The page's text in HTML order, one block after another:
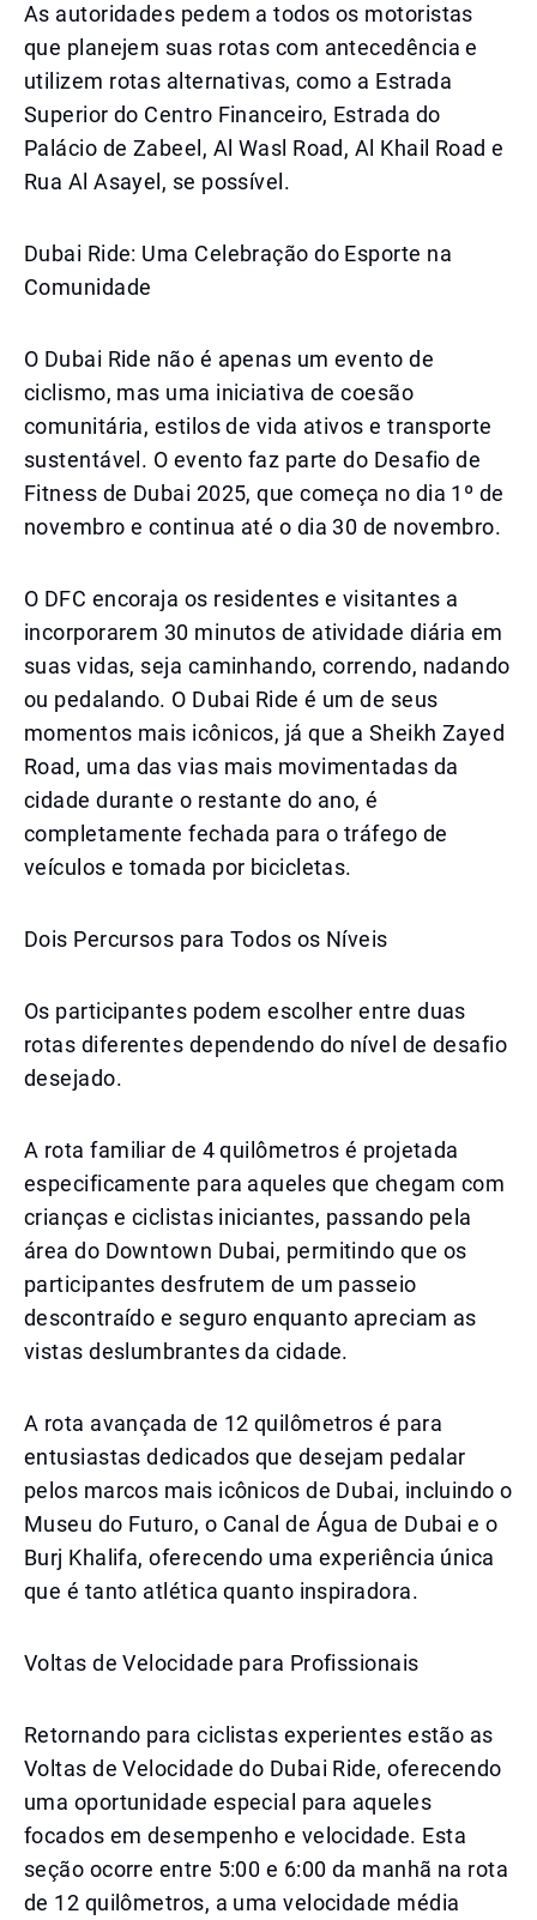
As autoridades pedem a todos os motoristas
que planejem suas rotas com antecedência e
utilizem rotas alternativas, como a Estrada
Superior do Centro Financeiro, Estrada do
Palácio de Zabeel, Al Wasl Road, Al Khail Road e
Rua Al Asayel, se possível.
Dubai Ride: Uma Celebração do Esporte na
Comunidade
O Dubai Ride não é apenas um evento de
ciclismo, mas uma iniciativa de coesão
comunitária, estilos de vida ativos e transporte
sustentável. O evento faz parte do Desafio de
Fitness de Dubai 2025, que começa no dia 1º de
novembro e continua até o dia 30 de novembro.
O DFC encoraja os residentes e visitantes a
incorporarem 30 minutos de atividade diária em
suas vidas, seja caminhando, correndo, nadando
ou pedalando. O Dubai Ride é um de seus
momentos mais icônicos, já que a Sheikh Zayed
Road, uma das vias mais movimentadas da
cidade durante o restante do ano, é
completamente fechada para o tráfego de
veículos e tomada por bicicletas.
Dois Percursos para Todos os Níveis
Os participantes podem escolher entre duas
rotas diferentes dependendo do nível de desafio
desejado.
A rota familiar de 4 quilômetros é projetada
especificamente para aqueles que chegam com
crianças e ciclistas iniciantes, passando pela
área do Downtown Dubai, permitindo que os
participantes desfrutem de um passeio
descontraído e seguro enquanto apreciam as
vistas deslumbrantes da cidade.
A rota avançada de 12 quilômetros é para
entusiastas dedicados que desejam pedalar
pelos marcos mais icônicos de Dubai, incluindo o
Museu do Futuro, o Canal de Água de Dubai e o
Burj Khalifa, oferecendo uma experiência única
que é tanto atlética quanto inspiradora.
Voltas de Velocidade para Profissionais
Retornando para ciclistas experientes estão as
Voltas de Velocidade do Dubai Ride, oferecendo
uma oportunidade especial para aqueles
focados em desempenho e velocidade. Esta
seção ocorre entre 5:00 e 6:00 da manhã na rota
de 12 quilômetros, a uma velocidade média